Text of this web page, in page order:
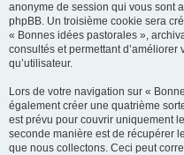
anonyme de session qui vous sont
phpBB. Un troisième cookie sera
« Bonnes idées pastorales »,
consultés et permettant
qu’utilisateur.
Lors de votre navigation sur «
également créer une quatrième
est prévu pour couvrir uniquement
seconde manière est de récupérer
que nous collectons. Ceci peut